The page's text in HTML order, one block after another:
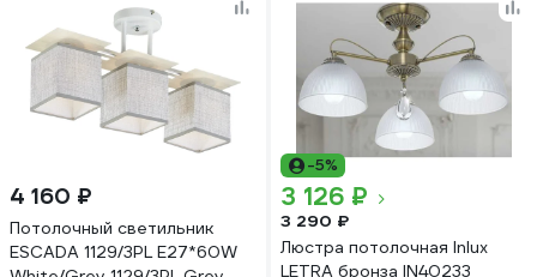
4 160 ₽
Потолочный светильник
ESCADA 1129/3PL E27*60W
-5%
3 126 ₽
3 290 ₽
Люстра потолочная Inlux
LETRA бронза IN40233